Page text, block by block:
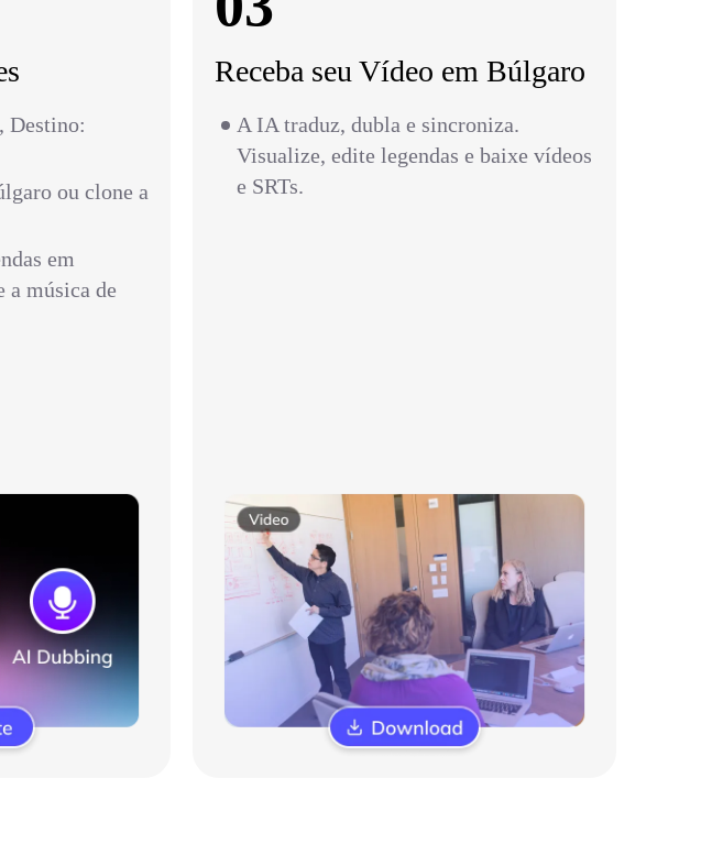
Destino:
ou clone a
em
a música de
Receba seu Vídeo em Búlgaro
A IA traduz, dubla e sincroniza.
Visualize, edite legendas e baixe vídeos
e SRTs.